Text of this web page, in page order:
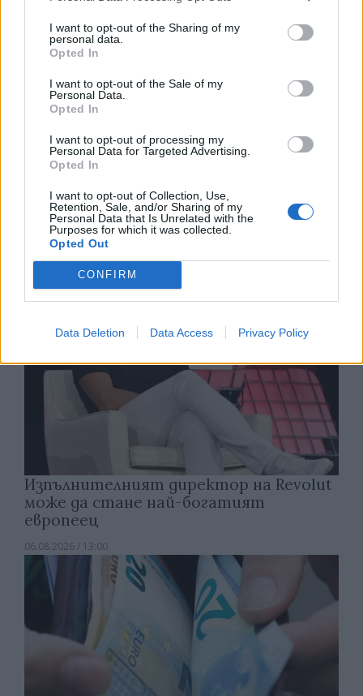
I want to opt-out of the Sharing of my
personal data.
Opted In
I want to opt-out of the Sale of my
Personal Data.
Opted In
I want to opt-out of processing my
Personal Data for Targeted Advertising.
Opted In
I want to opt-out of Collection, Use,
Retention, Sale, and/or Sharing of my
Personal Data that Is Unrelated with the
Purposes for which it was collected.
Opted Out
CONFIRM
Data Deletion Data Access Privacy Policy
Спадането на Дунав принуди Румъния
да възобнови работата на въглищна
електроцентрала
06.08.2026 / 15:30
Изпълнителният директор на Revolut
може да стане най-богатият
европеец
06.08.2026 / 13:00